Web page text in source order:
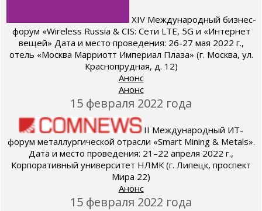
XIV Международный бизнес-
форум «Wireless Russia & CIS: Сети LTE, 5G и «Интернет
вещей» Дата и место проведения: 26-27 мая 2022 г.,
отель «Москва Марриотт Империал Плаза» (г. Москва, ул.
Краснопрудная, д. 12)
Анонс
Анонс
15 февраля 2022 года
II Международный ИТ-
форум металлургической отрасли «Smart Mining & Metals».
Дата и место проведения: 21–22 апреля 2022 г.,
Корпоративный университет НЛМК (г. Липецк, проспект
Мира 22)
Анонс
15 февраля 2022 года